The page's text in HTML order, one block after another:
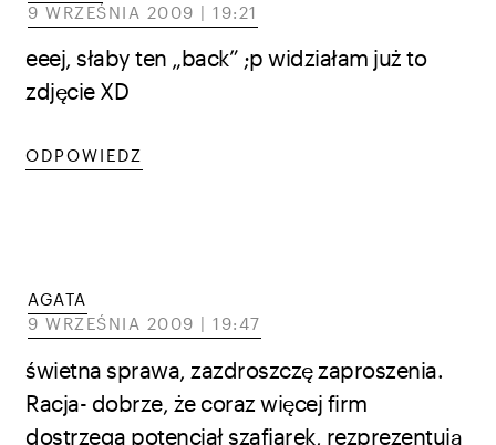
9 WRZEŚNIA 2009 | 19:21
eeej, słaby ten „back” ;p widziałam już to
zdjęcie XD
ODPOWIEDZ
AGATA
9 WRZEŚNIA 2009 | 19:47
świetna sprawa, zazdroszczę zaproszenia.
Racja- dobrze, że coraz więcej firm
dostrzega potencjał szafiarek, rezprezentują